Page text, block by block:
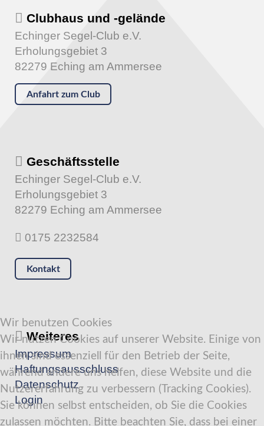
Clubhaus und -gelände
Echinger Segel-Club e.V.
Erholungsgebiet 3
82279 Eching am Ammersee
Anfahrt zum Club
Geschäftsstelle
Echinger Segel-Club e.V.
Erholungsgebiet 3
82279 Eching am Ammersee
0175 2232584
Kontakt
Weiteres
Impressum
Haftungsausschluss
Datenschutz
Login
Wir benutzen Cookies
Wir nutzen Cookies auf unserer Website. Einige von
ihnen sind essenziell für den Betrieb der Seite,
während andere uns helfen, diese Website und die
Nutzererfahrung zu verbessern (Tracking Cookies).
Sie können selbst entscheiden, ob Sie die Cookies
zulassen möchten. Bitte beachten Sie, dass bei einer